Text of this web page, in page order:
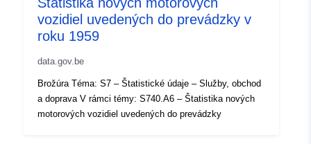
Identifikátory: Q14634#ID
uriRef:
id
Prístupové práva: public
vozidiel uvedených do prevádzky v
roku 1959
data.gov.be
Brožúra Téma: S7 – Štatistické údaje – Služby, obchod
a doprava V rámci témy: S740.A6 – Štatistika nových
motorových vozidiel uvedených do prevádzky